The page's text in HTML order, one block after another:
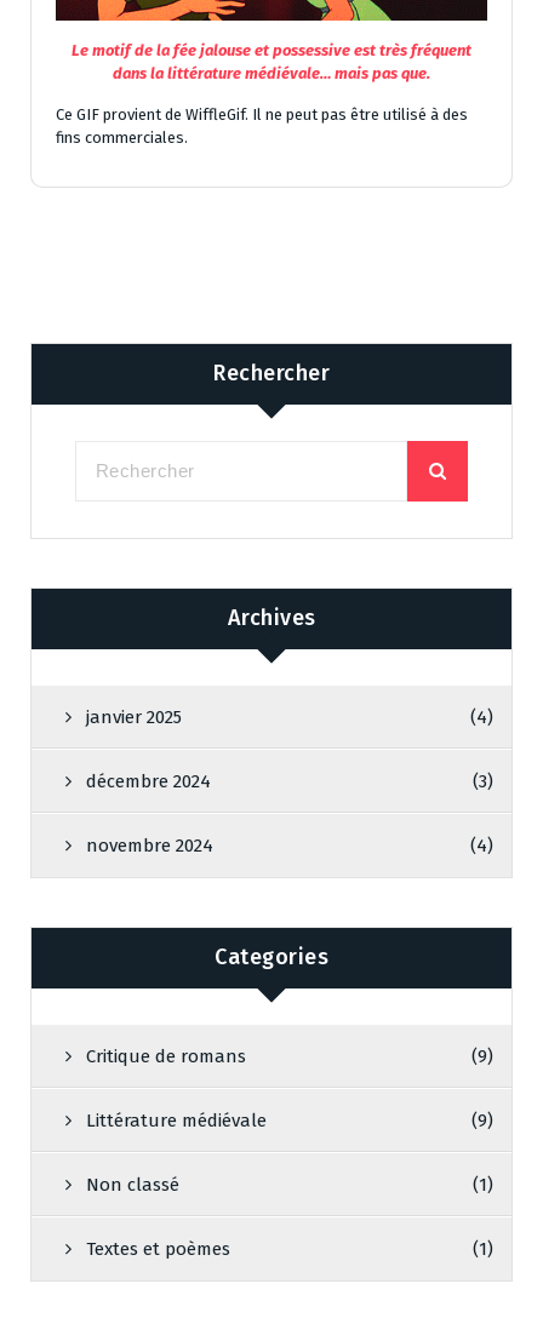
Le motif de la fée jalouse et possessive est très fréquent
dans la littérature médiévale… mais pas que.
Ce GIF provient de WiffleGif. Il ne peut pas être utilisé à des
fins commerciales.
Rechercher
Archives
janvier 2025 (4)
décembre 2024 (3)
novembre 2024 (4)
Categories
Critique de romans (9)
Littérature médiévale (9)
Non classé (1)
Textes et poèmes (1)